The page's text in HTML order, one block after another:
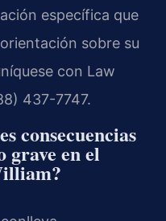
específica que
sobre su
con Law
437-7747.
consecuencias
grave en el